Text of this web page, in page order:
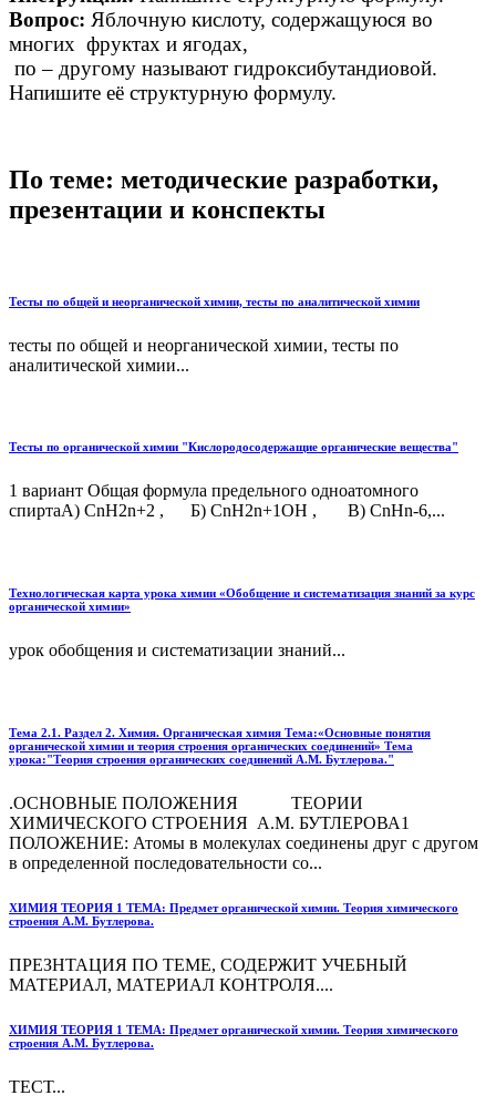
Вопрос: Яблочную кислоту, содержащуюся во
многих фруктах и ягодах,
по – другому называют гидроксибутандиовой.
Напишите её структурную формулу.
По теме: методические разработки,
презентации и конспекты
Тесты по общей и неорганической химии, тесты по аналитической химии
тесты по общей и неорганической химии, тесты по
аналитической химии...
Тесты по органической химии "Кислородосодержащие органические вещества"
1 вариант Общая формула предельного одноатомного
спиртаА) СnH2n+2 , Б) СnH2n+1OH , B) CnHn-6,...
Технологическая карта урока химии «Обобщение и систематизация знаний за курс
органической химии»
урок обобщения и систематизации знаний...
Тема 2.1. Раздел 2. Химия. Органическая химия Тема:«Основные понятия
органической химии и теория строения органических соединений» Тема
урока:"Теория строения органических соединений А.М. Бутлерова."
.ОСНОВНЫЕ ПОЛОЖЕНИЯ ТЕОРИИ
ХИМИЧЕСКОГО СТРОЕНИЯ А.М. БУТЛЕРОВА1
ПОЛОЖЕНИЕ: Атомы в молекулах соединены друг с другом
в определенной последовательности со...
ХИМИЯ ТЕОРИЯ 1 ТЕМА: Предмет органической химии. Теория химического
строения А.М. Бутлерова.
ПРЕЗНТАЦИЯ ПО ТЕМЕ, СОДЕРЖИТ УЧЕБНЫЙ
МАТЕРИАЛ, МАТЕРИАЛ КОНТРОЛЯ....
ХИМИЯ ТЕОРИЯ 1 ТЕМА: Предмет органической химии. Теория химического
строения А.М. Бутлерова.
ТЕСТ...